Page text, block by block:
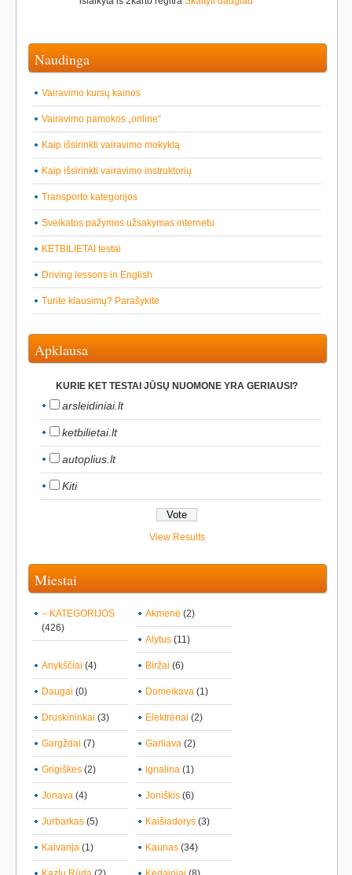
Naudinga
Vairavimo kursų kainos
Vairavimo pamokos „online“
Kaip išsirinkti vairavimo mokyklą
Kaip išsirinkti vairavimo instruktorių
Transporto kategorijos
Sveikatos pažymos užsakymas internetu
KETBILIETAI testai
Driving lessons in English
Turite klausimų? Parašykite
Apklausa
KURIE KET TESTAI JŪSŲ NUOMONE YRA GERIAUSI?
arsleidiniai.lt
ketbilietai.lt
autoplius.lt
Kiti
View Results
Miestai
– KATEGORIJOS
(426)
Akmenė (2)
Alytus (11)
Anykščiai (4) Biržai (6)
Daugai (0) Domeikava (1)
Druskininkai (3) Elektrėnai (2)
Gargždai (7) Garliava (2)
Grigiškės (2) Ignalina (1)
Jonava (4) Joniškis (6)
Jurbarkas (5) Kaišiadorys (3)
Kalvarija (1) Kaunas (34)